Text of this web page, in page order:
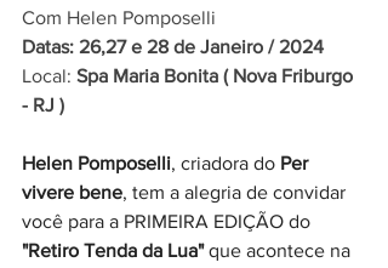
Com Helen Pomposelli
Datas: 26,27 e 28 de Janeiro / 2024
Local: Spa Maria Bonita ( Nova Friburgo
- RJ )
Helen Pomposelli, criadora do Per
vivere bene, tem a alegria de convidar
você para a PRIMEIRA EDIÇÃO do
"Retiro Tenda da Lua" que acontece na